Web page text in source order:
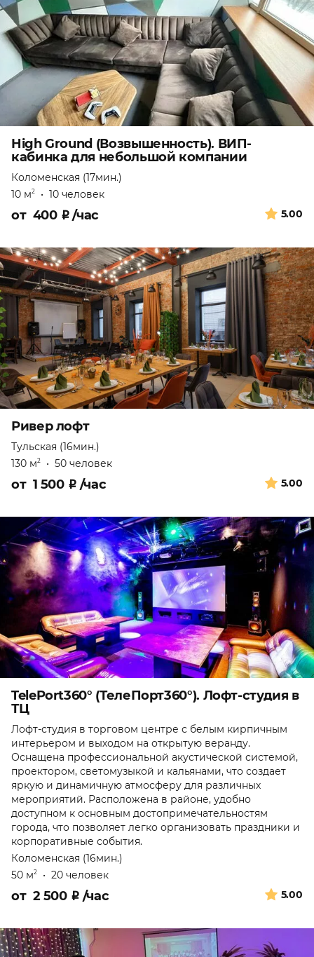
High Ground (Возвышенность). ВИП-
кабинка для небольшой компании
Коломенская (17мин.)
10 м2 • 10 человек
5.00
от 400 ₽/час
Ривер лофт
Тульская (16мин.)
130 м2 • 50 человек
5.00
от 1 500 ₽ /час
TelePort360° (ТелеПорт360°). Лофт-студия в
ТЦ
Лофт-студия в торговом центре с белым кирпичным
интерьером и выходом на открытую веранду.
Оснащена профессиональной акустической системой,
проектором, светомузыкой и кальянами, что создает
яркую и динамичную атмосферу для различных
мероприятий. Расположена в районе, удобно
доступном к основным достопримечательностям
города, что позволяет легко организовать праздники и
корпоративные события.
Коломенская (16мин.)
50 м2 • 20 человек
5.00
от 2 500 ₽ /час